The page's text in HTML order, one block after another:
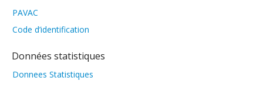
PAVAC
Code d’identification
Données statistiques
Donnees Statistiques